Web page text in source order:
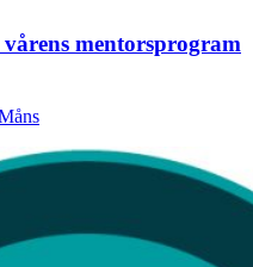
mentorsprogram